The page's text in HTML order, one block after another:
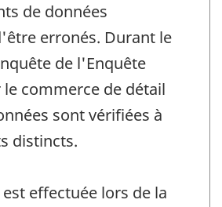
de données
erronés. Durant le
de l'Enquête
commerce de détail
sont vérifiées à
distincts.
effectuée lors de la